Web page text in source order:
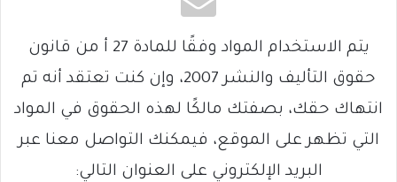
يتم الاستخدام المواد وفقًا للمادة 27 أ من قانون
حقوق التأليف والنشر 2007، وإن كنت تعتقد أنه تم
انتهاك حقك، بصفتك مالكًا لهذه الحقوق في المواد
التي تظهر على الموقع، فيمكنك التواصل معنا عبر
البريد الإلكتروني على العنوان التالي: